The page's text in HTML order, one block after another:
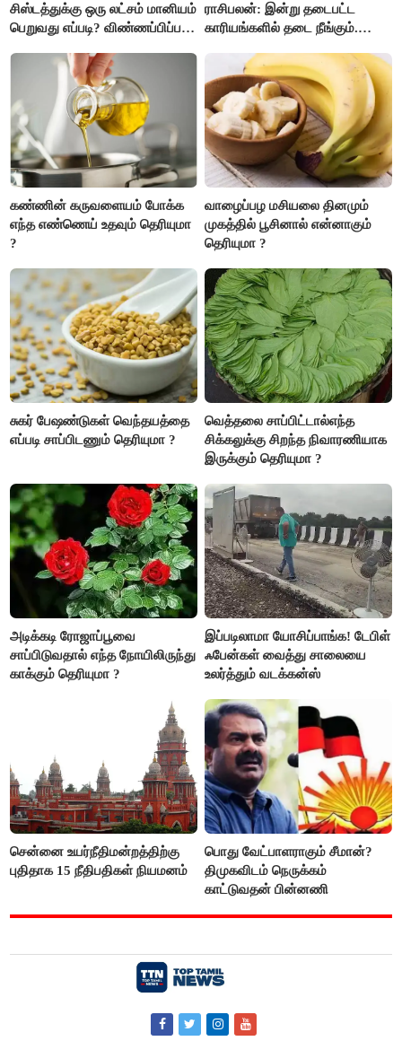
சிஸ்டத்துக்கு ஒரு லட்சம் மானியம்
பெறுவது எப்படி? விண்ணப்பிப்பது
ராசிபலன்: இன்று தடைபட்ட
காரியங்களில் தடை நீங்கும்.
இருக்கும். ஆன்மீக எண்ணம்
அதிகரிக்கும்..!
கண்ணின் கருவளையம் போக்க
எந்த எண்ணெய் உதவும் தெரியுமா
?
வாழைப்பழ மசியலை தினமும்
முகத்தில் பூசினால் என்னாகும்
தெரியுமா ?
சுகர் பேஷண்டுகள் வெந்தயத்தை
எப்படி சாப்பிடணும் தெரியுமா ?
வெத்தலை சாப்பிட்டால்எந்த
சிக்கலுக்கு சிறந்த நிவாரணியாக
இருக்கும் தெரியுமா ?
அடிக்கடி ரோஜாப்பூவை
சாப்பிடுவதால் எந்த நோயிலிருந்து
காக்கும் தெரியுமா ?
இப்படிலாமா யோசிப்பாங்க! டேபிள்
ஃபேன்கள் வைத்து சாலையை
உலர்த்தும் வடக்கன்ஸ்
சென்னை உயர்நீதிமன்றத்திற்கு
புதிதாக 15 நீதிபதிகள் நியமனம்
பொது வேட்பாளராகும் சீமான்?
திமுகவிடம் நெருக்கம்
காட்டுவதன் பின்னணி